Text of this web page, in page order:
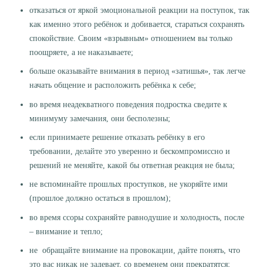
отказаться от яркой эмоциональной реакции на поступок, так
как именно этого ребёнок и добивается, стараться сохранять
спокойствие. Своим «взрывным» отношением вы только
поощряете, а не наказываете;
больше оказывайте внимания в период «затишья», так легче
начать общение и расположить ребёнка к себе;
во время неадекватного поведения подростка сведите к
минимуму замечания, они бесполезны;
если принимаете решение отказать ребёнку в его
требовании, делайте это уверенно и бескомпромиссно и
решений не меняйте, какой бы ответная реакция не была;
не вспоминайте прошлых проступков, не укоряйте ими
(прошлое должно остаться в прошлом);
во время ссоры сохраняйте равнодушие и холодность, после
– внимание и тепло;
не обращайте внимание на провокации, дайте понять, что
это вас никак не задевает, со временем они прекратятся;